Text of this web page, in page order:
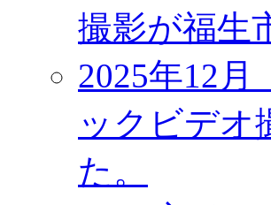
撮影が福生
2025年12
ックビデオ
た。